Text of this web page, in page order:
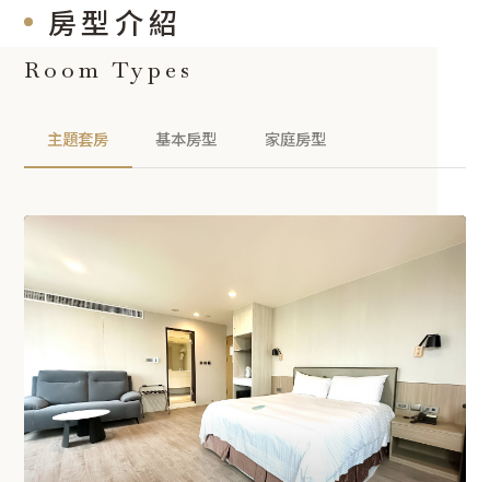
房型介紹
Room Types
主題套房 基本房型 家庭房型